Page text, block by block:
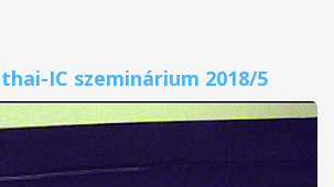
IC szeminárium 2018/5